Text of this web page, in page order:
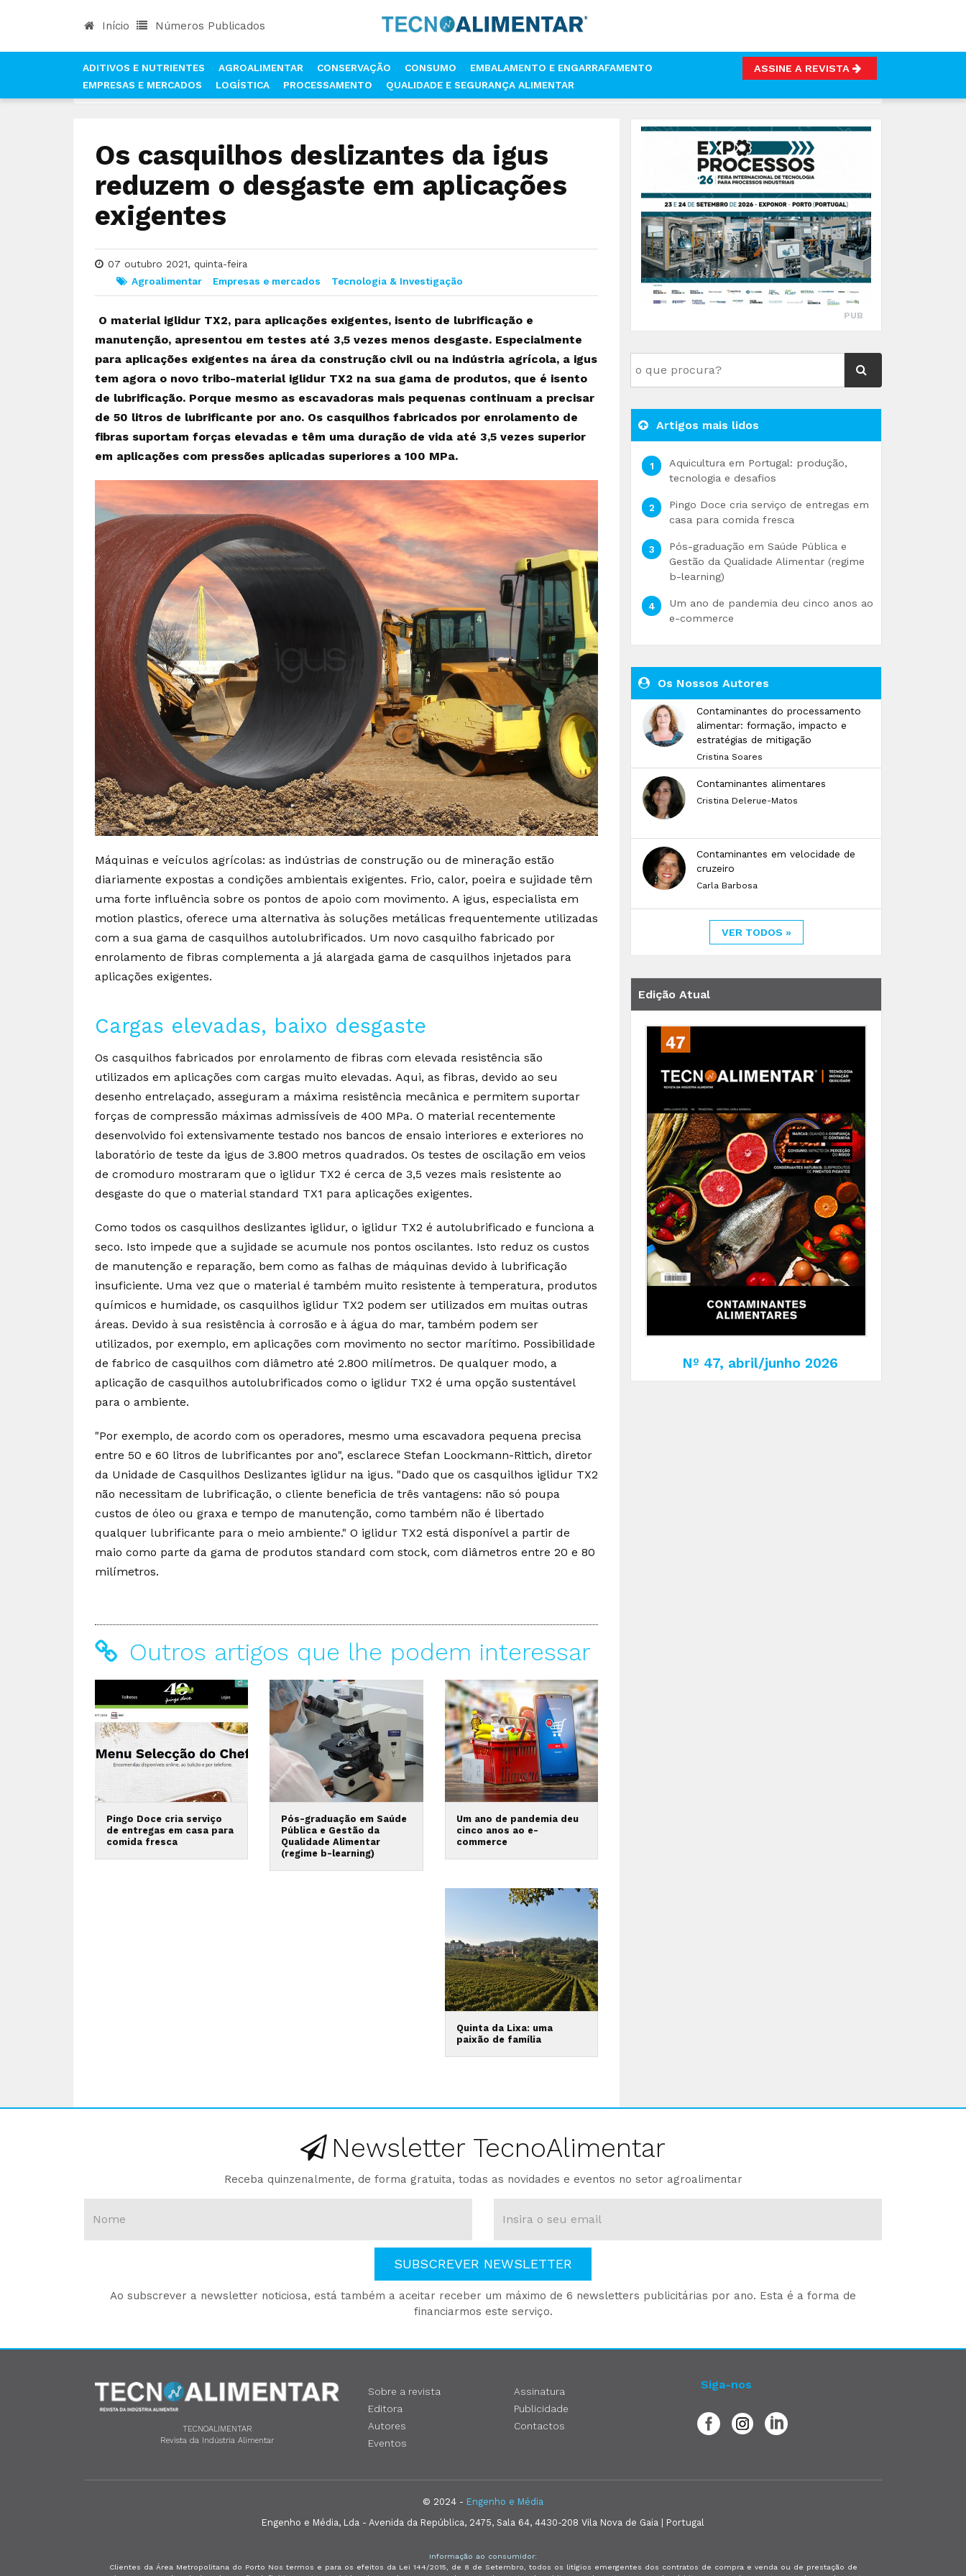
Início Números Publicados
ADITIVOS E NUTRIENTES AGROALIMENTAR CONSERVAÇÃO CONSUMO
EMBALAMENTO E ENGARRAFAMENTO
EMPRESAS E MERCADOS
LOGÍSTICA PROCESSAMENTO QUALIDADE E SEGURANÇA ALIMENTAR
ASSINE A REVISTA
OS CASQUILHOS DESLIZANTES DA IGUS REDUZEM O DESGASTE EM APLICAÇÕES EXIGENTES
Os casquilhos deslizantes da igus
reduzem o desgaste em aplicações
exigentes
07 outubro 2021, quinta-feira
Agroalimentar
Empresas e mercados Tecnologia & Investigação
O material iglidur TX2, para aplicações exigentes, isento de lubrificação e
manutenção, apresentou em testes até 3,5 vezes menos desgaste. Especialmente
para aplicações exigentes na área da construção civil ou na indústria agrícola, a igus
tem agora o novo tribo-material iglidur TX2 na sua gama de produtos, que é isento
de lubrificação. Porque mesmo as escavadoras mais pequenas continuam a precisar
de 50 litros de lubrificante por ano. Os casquilhos fabricados por enrolamento de
fibras suportam forças elevadas e têm uma duração de vida até 3,5 vezes superior
em aplicações com pressões aplicadas superiores a 100 MPa.
Máquinas e veículos agrícolas: as indústrias de construção ou de mineração estão
diariamente expostas a condições ambientais exigentes. Frio, calor, poeira e sujidade têm
uma forte influência sobre os pontos de apoio com movimento. A igus, especialista em
motion plastics, oferece uma alternativa às soluções metálicas frequentemente utilizadas
com a sua gama de casquilhos autolubrificados. Um novo casquilho fabricado por
enrolamento de fibras complementa a já alargada gama de casquilhos injetados para
aplicações exigentes.
Cargas elevadas, baixo desgaste
Os casquilhos fabricados por enrolamento de fibras com elevada resistência são
utilizados em aplicações com cargas muito elevadas. Aqui, as fibras, devido ao seu
desenho entrelaçado, asseguram a máxima resistência mecânica e permitem suportar
forças de compressão máximas admissíveis de 400 MPa. O material recentemente
desenvolvido foi extensivamente testado nos bancos de ensaio interiores e exteriores no
laboratório de teste da igus de 3.800 metros quadrados. Os testes de oscilação em veios
de cromoduro mostraram que o iglidur TX2 é cerca de 3,5 vezes mais resistente ao
desgaste do que o material standard TX1 para aplicações exigentes.
Como todos os casquilhos deslizantes iglidur, o iglidur TX2 é autolubrificado e funciona a
seco. Isto impede que a sujidade se acumule nos pontos oscilantes. Isto reduz os custos
de manutenção e reparação, bem como as falhas de máquinas devido à lubrificação
insuficiente. Uma vez que o material é também muito resistente à temperatura, produtos
químicos e humidade, os casquilhos iglidur TX2 podem ser utilizados em muitas outras
áreas. Devido à sua resistência à corrosão e à água do mar, também podem ser
utilizados, por exemplo, em aplicações com movimento no sector marítimo. Possibilidade
de fabrico de casquilhos com diâmetro até 2.800 milímetros. De qualquer modo, a
aplicação de casquilhos autolubrificados como o iglidur TX2 é uma opção sustentável
para o ambiente.
"Por exemplo, de acordo com os operadores, mesmo uma escavadora pequena precisa
entre 50 e 60 litros de lubrificantes por ano", esclarece Stefan Loockmann-Rittich, diretor
da Unidade de Casquilhos Deslizantes iglidur na igus. "Dado que os casquilhos iglidur TX2
não necessitam de lubrificação, o cliente beneficia de três vantagens: não só poupa
custos de óleo ou graxa e tempo de manutenção, como também não é libertado
qualquer lubrificante para o meio ambiente." O iglidur TX2 está disponível a partir de
maio como parte da gama de produtos standard com stock, com diâmetros entre 20 e 80
milímetros.
Outros artigos que lhe podem interessar
Pingo Doce cria serviço
de entregas em casa para
comida fresca
Pós-graduação em Saúde
Pública e Gestão da
Qualidade Alimentar
(regime b-learning)
Um ano de pandemia deu
cinco anos ao e-
commerce
Quinta da Lixa: uma
paixão de família
PUB
Artigos mais lidos
Aquicultura em Portugal: produção,
tecnologia e desafios
Pingo Doce cria serviço de entregas em
casa para comida fresca
Pós-graduação em Saúde Pública e
Gestão da Qualidade Alimentar (regime
b-learning)
Um ano de pandemia deu cinco anos ao
e-commerce
Os Nossos Autores
Contaminantes do processamento
alimentar: formação, impacto e
estratégias de mitigação
Cristina Soares
Contaminantes alimentares
Cristina Delerue-Matos
Contaminantes em velocidade de
cruzeiro
Carla Barbosa
VER TODOS »
Edição Atual
Nº 47, abril/junho 2026
Newsletter TecnoAlimentar
Receba quinzenalmente, de forma gratuita, todas as novidades e eventos no setor agroalimentar
SUBSCREVER NEWSLETTER
Ao subscrever a newsletter noticiosa, está também a aceitar receber um máximo de 6 newsletters publicitárias por ano. Esta é a forma de
financiarmos este serviço.
TECNOALIMENTAR
Revista da Indústria Alimentar
Sobre a revista
Editora
Autores
Eventos
Assinatura
Publicidade
Contactos
Siga-nos
© 2024 - Engenho e Média
Engenho e Média, Lda - Avenida da República, 2475, Sala 64, 4430-208 Vila Nova de Gaia | Portugal
Informação ao consumidor:
Clientes da Área Metropolitana do Porto Nos termos e para os efeitos da Lei 144/2015, de 8 de Setembro, todos os litígios emergentes dos contratos de compra e venda ou de prestação de